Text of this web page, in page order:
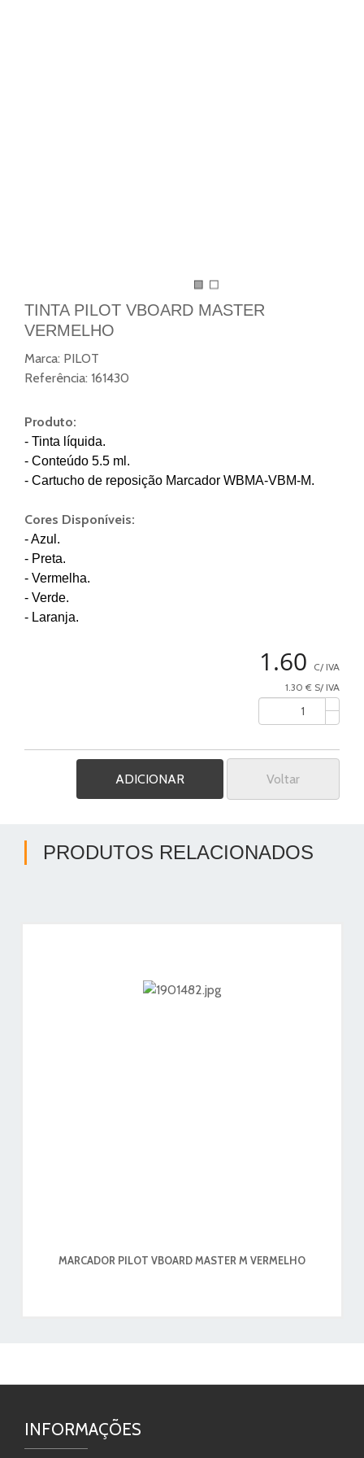
TINTA PILOT VBOARD MASTER
VERMELHO
Marca: PILOT
Referência: 161430
Produto:
- Tinta líquida.
- Conteúdo 5.5 ml.
- Cartucho de reposição Marcador WBMA-VBM-M.
Cores Disponíveis:
- Azul.
- Preta.
- Vermelha.
- Verde.
- Laranja.
1.60
C/ IVA
1.30 € S/ IVA
Voltar
PRODUTOS RELACIONADOS
MARCADOR PILOT VBOARD MASTER M VERMELHO
INFORMAÇÕES